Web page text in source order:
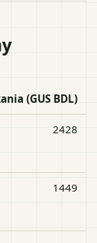
(GUS BDL)
2428
1449